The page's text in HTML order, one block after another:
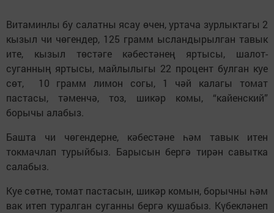
Витаминлы бу салатны ясау өчен, уртача зурлыктагы 2
кызыл чи чөгендер, 125 грамм ысландырылган тавык
ите, кызыл төстәге кәбестәнең яртысы, шалот-
суганның яртысы, майлылыгы 22 процент булган куе
сөт, 10 грамм лимон согы, 1 чәй калагы томат
пастасы, тәменчә, тоз, шикәр комы, “кайенский”
борычы алабыз.
Башта чи чөгендерне, кәбестәне һәм тавык итен
токмачлап турыйбыз. Барысын бергә тирән савытка
салабыз.
Куе сөтне, томат пастасын, шикәр комын, борычны һәм
вак итеп туралган суганны бергә кушабыз. Күбекләнеп